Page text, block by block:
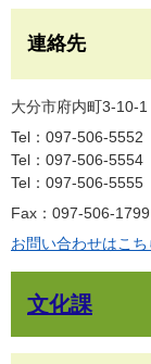
連絡先
大分市府内町3-10-1
Tel：097-506-5552
Tel：097-506-5554
Tel：097‐506‐5555
Fax：097-506-1799
お問い合わせはこち
文化課